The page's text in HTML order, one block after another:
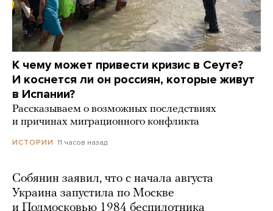
К чему может привести кризис в Сеуте?
И коснется ли он россиян, которые живут
в Испании?
Рассказываем о возможных последствиях
и причинах миграционного конфликта
ИСТОРИИ 11 часов назад
Собянин заявил, что с начала августа
Украина запустила по Москве
и Подмосковью 1984 беспилотника